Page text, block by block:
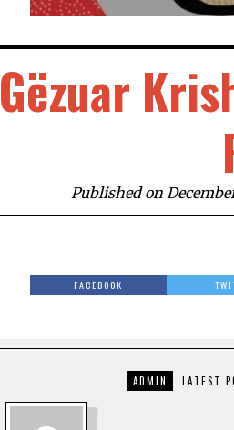
Gëzuar
Published on
FACEBOOK
ADMIN LATEST